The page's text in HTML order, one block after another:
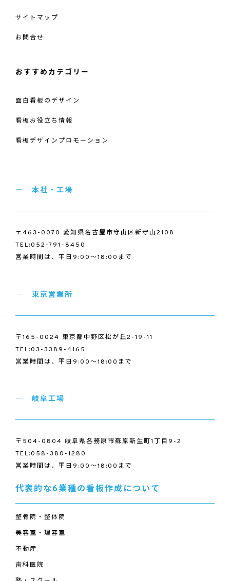
サイトマップ
お問合せ
おすすめカテゴリー
面白看板のデザイン
看板お役立ち情報
看板デザインプロモーション
本社・工場
〒463-0070 愛知県名古屋市守山区新守山2108
TEL:052-791-8450
営業時間は、平日9:00～18:00まで
東京営業所
〒165-0024 東京都中野区松が丘2-19-11
TEL:03-3389-4165
営業時間は、平日9:00～18:00まで
岐阜工場
〒504-0804 岐阜県各務原市蘇原新生町1丁目9-2
TEL:058-380-1280
営業時間は、平日9:00～18:00まで
代表的な6業種の看板作成について
整骨院・整体院
美容室・理容室
不動産
歯科医院